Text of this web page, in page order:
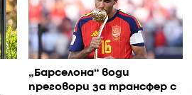
„Барселона“ води
преговори за трансфер с